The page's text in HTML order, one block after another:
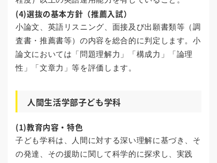
(4)選抜の基本方針（推薦入試）
小論文、英語リスニング、面接及び出願書類等（調
査書・推薦書等）の内容を総合的に判定します。小
論文においては「問題理解力」「構成力」「論理
性」「文章力」等を評価します。
人間生活学部子ども学科
(1)教育内容・特色
子ども学科は、人間に対する深い理解に基づき、そ
の発達、その援助に関して科学的に探求し、実践